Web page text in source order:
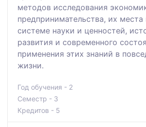
методов исследования
предпринимательства, их
системе науки и ценностей,
развития и современного
применения этих знаний в
жизни.
Год обучения - 2
Семестр - 3
Кредитов - 5